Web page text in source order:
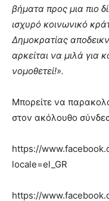
βήματα προς μια πιο
ισχυρό κοινωνικό
Δημοκρατίας
αρκείται να μιλά για
νομοθετεί!».
Μπορείτε να
στον ακόλουθο
https://
locale=el_GR
https://